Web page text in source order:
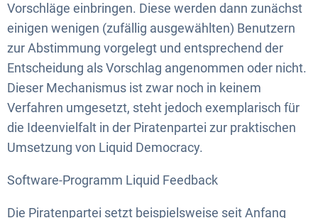
Vorschläge einbringen. Diese werden dann zunächst
einigen wenigen (zufällig ausgewählten) Benutzern
zur Abstimmung vorgelegt und entsprechend der
Entscheidung als Vorschlag angenommen oder nicht.
Dieser Mechanismus ist zwar noch in keinem
Verfahren umgesetzt, steht jedoch exemplarisch für
die Ideenvielfalt in der Piratenpartei zur praktischen
Umsetzung von Liquid Democracy.
Software-Programm Liquid Feedback
Die Piratenpartei setzt beispielsweise seit Anfang